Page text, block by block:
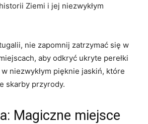
Ziemi i jej niezwykłym
nie zapomnij zatrzymać się w
aby odkryć ukryte perełki
niezwykłym pięknie jaskiń, które
skarby przyrody.
Magiczne miejsce